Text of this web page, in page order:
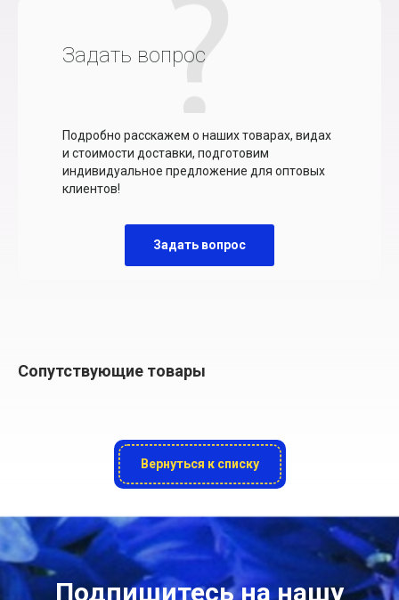
Задать вопрос
Подробно расскажем о наших товарах, видах
и стоимости доставки, подготовим
индивидуальное предложение для оптовых
клиентов!
Задать вопрос
Сопутствующие товары
Вернуться к списку
Подпишитесь на нашу